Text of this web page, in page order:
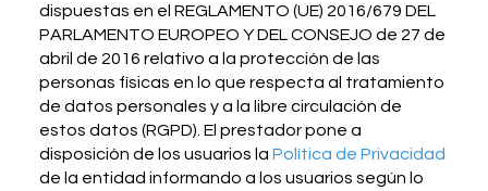
dispuestas en el REGLAMENTO (UE) 2016/679 DEL
PARLAMENTO EUROPEO Y DEL CONSEJO de 27 de
abril de 2016 relativo a la protección de las
personas físicas en lo que respecta al tratamiento
de datos personales y a la libre circulación de
estos datos (RGPD). El prestador pone a
disposición de los usuarios la Política de Privacidad
de la entidad informando a los usuarios según lo